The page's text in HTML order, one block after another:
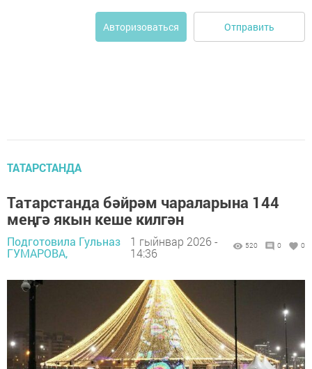
Авторизоваться Отправить
ТАТАРСТАНДА
Татарстанда бәйрәм чараларына 144
меңгә якын кеше килгән
Подготовила Гульназ
ГУМАРОВА,
1 гыйнвар 2026 -
14:36
520 0 0